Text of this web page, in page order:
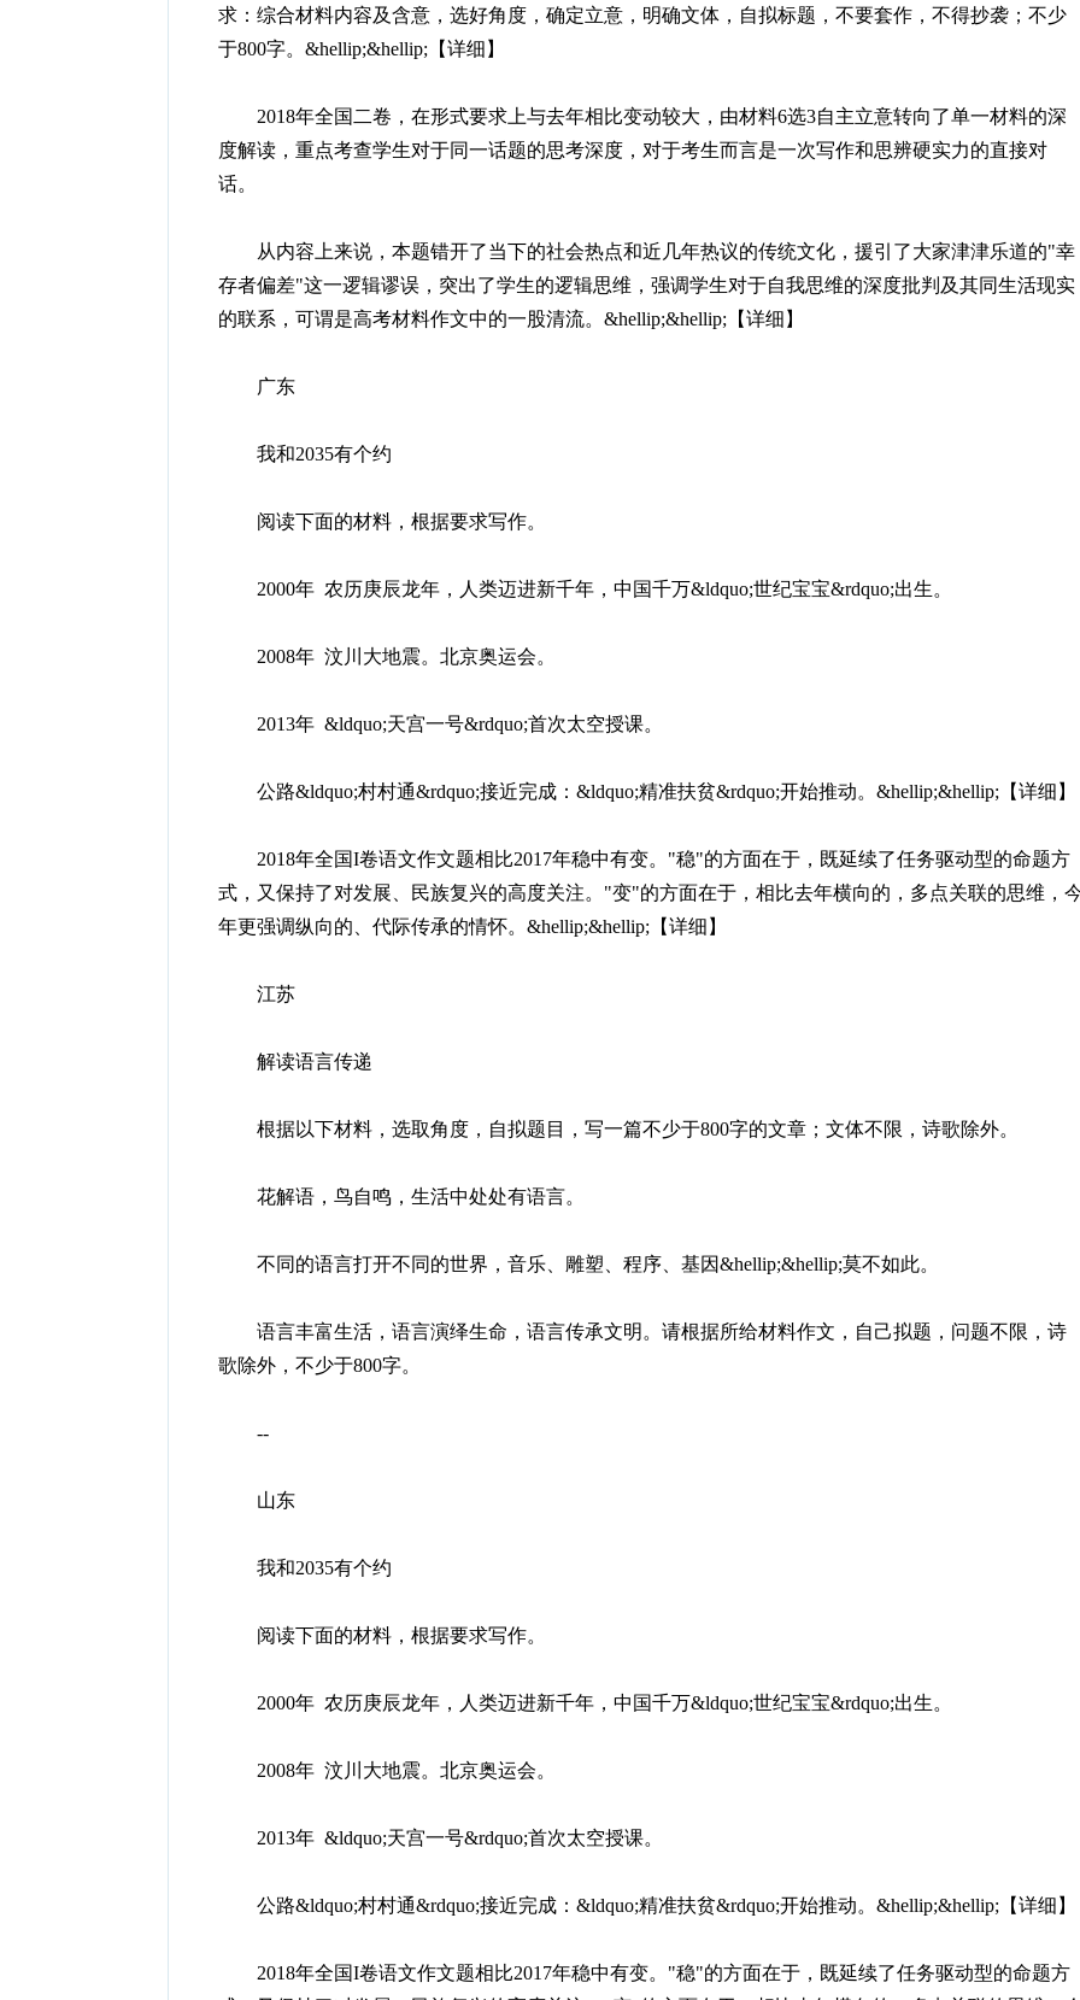
求：综合材料内容及含意，选好角度，确定立意，明确文体，自拟标题，不要套作，不得抄袭；不少
于800字。&hellip;&hellip;【详细】
2018年全国二卷，在形式要求上与去年相比变动较大，由材料6选3自主立意转向了单一材料的深
度解读，重点考查学生对于同一话题的思考深度，对于考生而言是一次写作和思辨硬实力的直接对
话。
从内容上来说，本题错开了当下的社会热点和近几年热议的传统文化，援引了大家津津乐道的"幸
存者偏差"这一逻辑谬误，突出了学生的逻辑思维，强调学生对于自我思维的深度批判及其同生活现实
的联系，可谓是高考材料作文中的一股清流。&hellip;&hellip;【详细】
广东
我和2035有个约
阅读下面的材料，根据要求写作。
2000年 农历庚辰龙年，人类迈进新千年，中国千万&ldquo;世纪宝宝&rdquo;出生。
2008年 汶川大地震。北京奥运会。
2013年 &ldquo;天宫一号&rdquo;首次太空授课。
公路&ldquo;村村通&rdquo;接近完成：&ldquo;精准扶贫&rdquo;开始推动。&hellip;&hellip;【详细】
2018年全国I卷语文作文题相比2017年稳中有变。"稳"的方面在于，既延续了任务驱动型的命题方
式，又保持了对发展、民族复兴的高度关注。"变"的方面在于，相比去年横向的，多点关联的思维，
年更强调纵向的、代际传承的情怀。&hellip;&hellip;【详细】
江苏
解读语言传递
根据以下材料，选取角度，自拟题目，写一篇不少于800字的文章；文体不限，诗歌除外。
花解语，鸟自鸣，生活中处处有语言。
不同的语言打开不同的世界，音乐、雕塑、程序、基因&hellip;&hellip;莫不如此。
语言丰富生活，语言演绎生命，语言传承文明。请根据所给材料作文，自己拟题，问题不限，诗
歌除外，不少于800字。
--
山东
我和2035有个约
阅读下面的材料，根据要求写作。
2000年 农历庚辰龙年，人类迈进新千年，中国千万&ldquo;世纪宝宝&rdquo;出生。
2008年 汶川大地震。北京奥运会。
2013年 &ldquo;天宫一号&rdquo;首次太空授课。
公路&ldquo;村村通&rdquo;接近完成：&ldquo;精准扶贫&rdquo;开始推动。&hellip;&hellip;【详细】
2018年全国I卷语文作文题相比2017年稳中有变。"稳"的方面在于，既延续了任务驱动型的命题方